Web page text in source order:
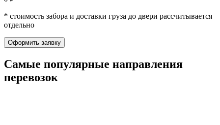
* стоимость забора и доставки груза до двери рассчитывается
отдельно
Оформить заявку
Самые популярные направления
перевозок